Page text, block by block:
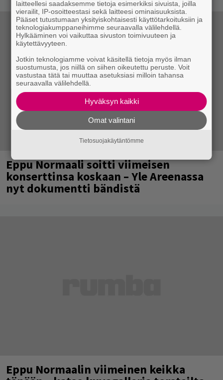
Eppu Normaali soitti viimeisen
konserttinsa koskaan – Yle Areenassa
nyt dokumentti bändistä
Eppu Normaalin viimeinen keikka
laitteellesi saadaksemme tietoja esimerkiksi sivuista, joilla
vierailit, IP-osoitteestasi sekä laitteesi ominaisuuksista.
Pääset tutustumaan yksityiskohtaisesti käyttötarkoituksiin ja
teknologiakumppaneihimme seuraavalla välilehdellä.
Hylkääminen voi vaikuttaa sivuston toimivuuteen ja
käytettävyyteen.
Jotkin teknologiamme voivat käsitellä tietoja myös ilman
suostumusta, jos niillä on siihen oikeutettu peruste. Voit
vastustaa tätä tai muuttaa asetuksiasi milloin tahansa
seuraavalla välilehdellä.
Hyväksyn kaikki
Omat valintani
Tietosuojakäytäntömme